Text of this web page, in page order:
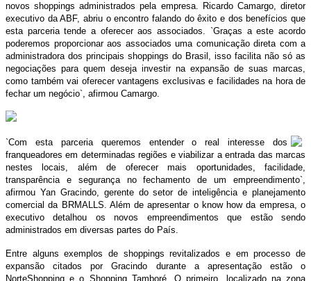
novos shoppings administrados pela empresa. Ricardo Camargo, diretor
executivo da ABF, abriu o encontro falando do êxito e dos benefícios que
esta parceria tende a oferecer aos associados. `Graças a este acordo
poderemos proporcionar aos associados uma comunicação direta com a
administradora dos principais shoppings do Brasil, isso facilita não só as
negociações para quem deseja investir na expansão de suas marcas,
como também vai oferecer vantagens exclusivas e facilidades na hora de
fechar um negócio`, afirmou Camargo.
`Com esta parceria queremos entender o real interesse dos
franqueadores em determinadas regiões e viabilizar a entrada das marcas
nestes locais, além de oferecer mais oportunidades, facilidade,
transparência e segurança no fechamento de um empreendimento`,
afirmou Yan Gracindo, gerente do setor de inteligência e planejamento
comercial da BRMALLS. Além de apresentar o know how da empresa, o
executivo detalhou os novos empreendimentos que estão sendo
administrados em diversas partes do País.
Entre alguns exemplos de shoppings revitalizados e em processo de
expansão citados por Gracindo durante a apresentação estão o
NorteShopping e o Shopping Tamboré. O primeiro, localizado na zona